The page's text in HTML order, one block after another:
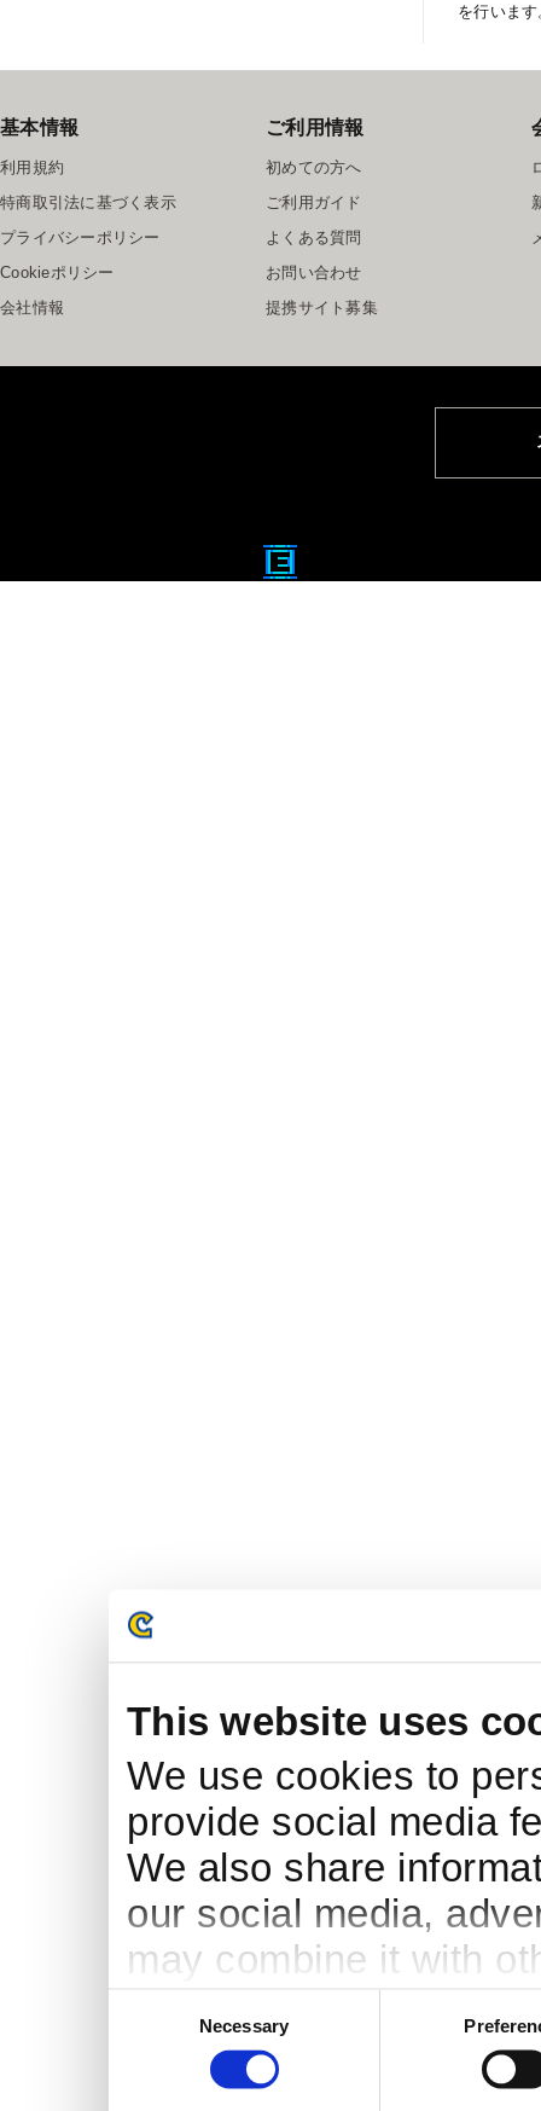
This website uses
We use cookies to
provide social media
We also share
our social media,
may combine it with
services.
Necessary
を行います
基本情報
利用規約
特商取引法に基づく表示
プライバシーポリシー
Cookieポリシー
会社情報
ご利用情報
初めての方へ
ご利用ガイド
よくある質問
お問い合わせ
提携サイト募集